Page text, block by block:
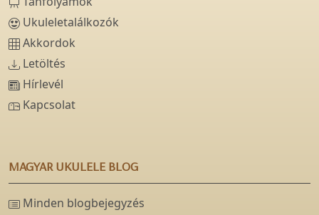
Ukuleletalálkozók
Akkordok
Letöltés
Hírlevél
Kapcsolat
MAGYAR UKULELE BLOG
Minden blogbejegyzés